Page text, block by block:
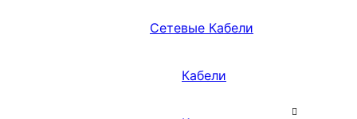
Сетевые Кабели
Кабели